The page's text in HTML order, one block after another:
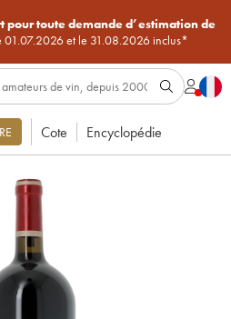
pour toute demande d’estimation de
01.07.2026 et le 31.08.2026 inclus*
Cote Encyclopédie